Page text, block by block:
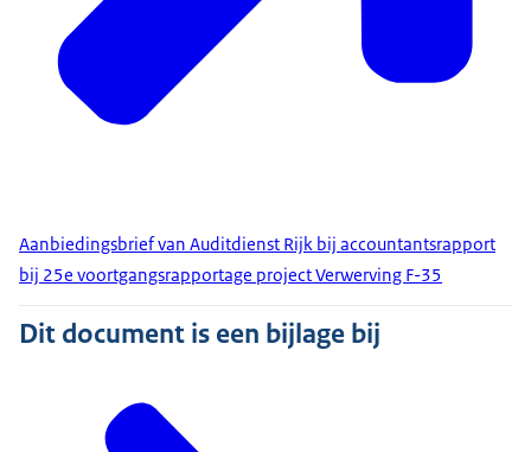
Aanbiedingsbrief van Auditdienst Rijk bij accountantsrapport
bij 25e voortgangsrapportage project Verwerving F-35
Dit document is een bijlage bij